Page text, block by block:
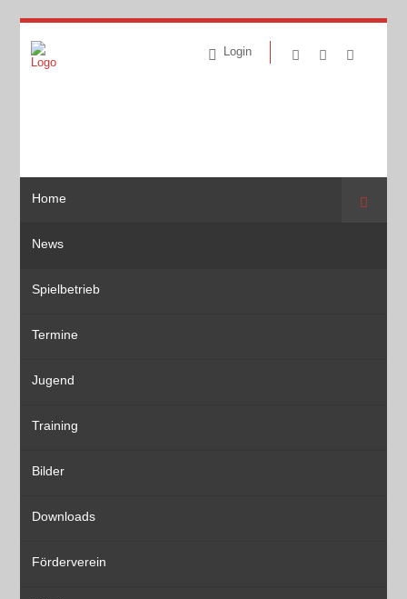
Login
Home
News
Spielbetrieb
Termine
Jugend
Training
Bilder
Downloads
Förderverein
Suche